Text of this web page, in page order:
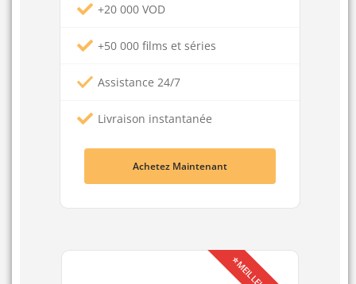
+20 000 VOD
+50 000 films et séries
Assistance 24/7
Livraison instantanée
Achetez Maintenant